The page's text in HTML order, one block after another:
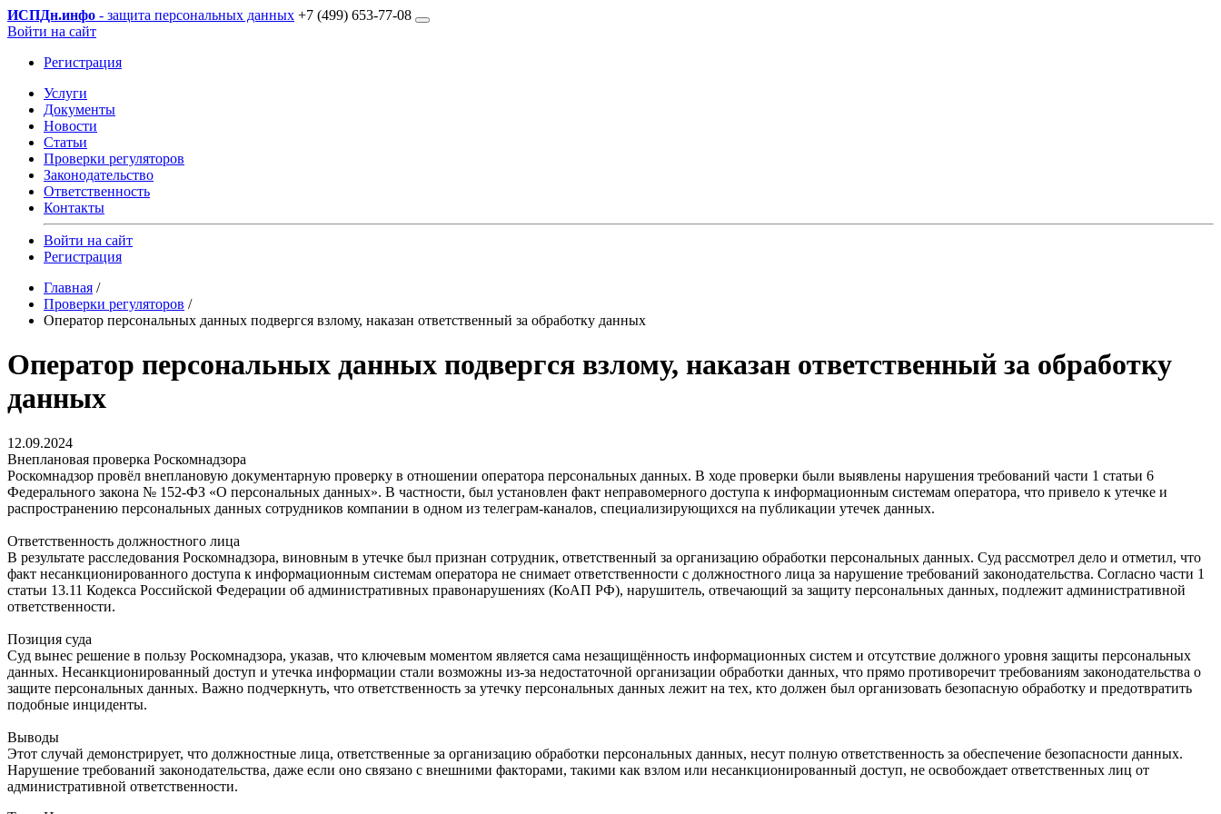
ИСПДн.инфо - защита персональных данных +7 (499) 653-77-08
Войти на сайт
Регистрация
Услуги
Документы
Новости
Статьи
Проверки регуляторов
Законодательство
Ответственность
Контакты
Войти на сайт
Регистрация
Главная /
Проверки регуляторов /
Оператор персональных данных подвергся взлому, наказан ответственный за обработку данных
Оператор персональных данных подвергся взлому, наказан ответственный за обработку
данных
12.09.2024
Внеплановая проверка Роскомнадзора
Роскомнадзор провёл внеплановую документарную проверку в отношении оператора персональных данных. В ходе проверки были выявлены нарушения требований части 1 статьи 6
Федерального закона № 152-ФЗ «О персональных данных». В частности, был установлен факт неправомерного доступа к информационным системам оператора, что привело к утечке и
распространению персональных данных сотрудников компании в одном из телеграм-каналов, специализирующихся на публикации утечек данных.
Ответственность должностного лица
В результате расследования Роскомнадзора, виновным в утечке был признан сотрудник, ответственный за организацию обработки персональных данных. Суд рассмотрел дело и отметил, что
факт несанкционированного доступа к информационным системам оператора не снимает ответственности с должностного лица за нарушение требований законодательства. Согласно части 1
статьи 13.11 Кодекса Российской Федерации об административных правонарушениях (КоАП РФ), нарушитель, отвечающий за защиту персональных данных, подлежит административной
ответственности.
Позиция суда
Суд вынес решение в пользу Роскомнадзора, указав, что ключевым моментом является сама незащищённость информационных систем и отсутствие должного уровня защиты персональных
данных. Несанкционированный доступ и утечка информации стали возможны из-за недостаточной организации обработки данных, что прямо противоречит требованиям законодательства о
защите персональных данных. Важно подчеркнуть, что ответственность за утечку персональных данных лежит на тех, кто должен был организовать безопасную обработку и предотвратить
подобные инциденты.
Выводы
Этот случай демонстрирует, что должностные лица, ответственные за организацию обработки персональных данных, несут полную ответственность за обеспечение безопасности данных.
Нарушение требований законодательства, даже если оно связано с внешними факторами, такими как взлом или несанкционированный доступ, не освобождает ответственных лиц от
административной ответственности.